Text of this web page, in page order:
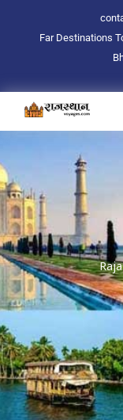
Far Destinations